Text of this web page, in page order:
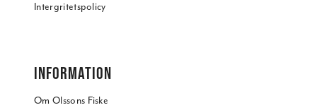
Intergritetspolicy
INFORMATION
Om Olssons Fiske